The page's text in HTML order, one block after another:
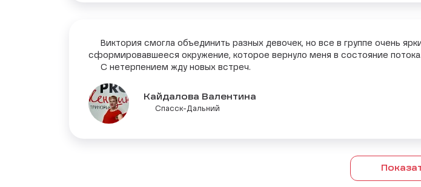
Виктория смогла объединить разных девочек, но все в группе очень
сформировавшееся окружение, которое вернуло меня в состояние потока.
С нетерпением жду новых встреч.
Кайдалова Валентина
Спасск-Дальний